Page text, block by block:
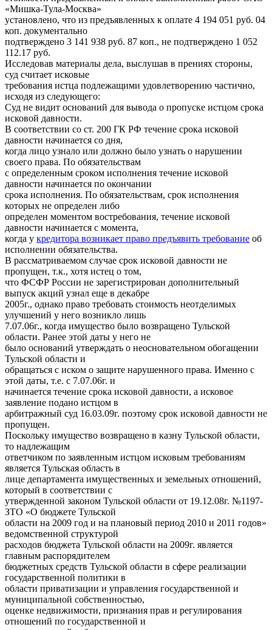
«Мишка-Тула-Москва»
установлено, что из предъявленных к оплате 4 194 051 руб. 04
коп. документально
подтверждено 3 141 938 руб. 87 коп., не подтверждено 1 052
112.17 руб.
Исследовав материалы дела, выслушав в прениях стороны,
суд считает исковые
требования истца подлежащими удовлетворению частично,
исходя из следующего:
Суд не видит оснований для вывода о пропуске истцом срока
исковой давности.
В соответствии со ст. 200 ГК РФ течение срока исковой
давности начинается со дня,
когда лицо узнало или должно было узнать о нарушении
своего права. По обязательствам
с определенным сроком исполнения течение исковой
давности начинается по окончании
срока исполнения. По обязательствам, срок исполнения
которых не определен либо
определен моментом востребования, течение исковой
давности начинается с момента,
когда у кредитора возникает право предъявить требование об
исполнении обязательства.
В рассматриваемом случае срок исковой давности не
пропущен, т.к., хотя истец о том,
что ФСФР России не зарегистрирован дополнительный
выпуск акций узнал еще в декабре
2005г., однако право требовать стоимость неотделимых
улучшений у него возникло лишь
7.07.06г., когда имущество было возвращено Тульской
области. Ранее этой даты у него не
было оснований утверждать о неосновательном обогащении
Тульской области и
обращаться с иском о защите нарушенного права. Именно с
этой даты, т.е. с 7.07.06г. и
начинается течение срока исковой давности, а исковое
заявление подано истцом в
арбитражный суд 16.03.09г. поэтому срок исковой давности не
пропущен.
Поскольку имущество возвращено в казну Тульской области,
то надлежащим
ответчиком по заявленным истцом исковым требованиям
является Тульская область в
лице департамента имущественных и земельных отношений,
который в соответствии с
утвержденной законом Тульской области от 19.12.08г. №1197-
ЗТО «О бюджете Тульской
области на 2009 год и на плановый период 2010 и 2011 годов»
ведомственной структурой
расходов бюджета Тульской области на 2009г. является
главным распорядителем
бюджетных средств Тульской области в сфере реализации
государственной политики в
области приватизации и управления государственной и
муниципальной собственностью,
оценке недвижимости, признания прав и регулирования
отношений по государственной и